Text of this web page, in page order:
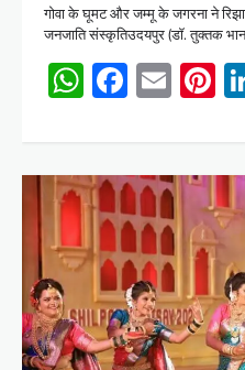
गोवा के घूमट और जम्मू के जगरना ने
जनजाति संस्कृतिउदयपुर (डॉ. तुक्तक
WhatsApp